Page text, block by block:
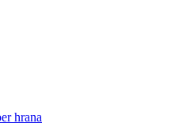
hrana